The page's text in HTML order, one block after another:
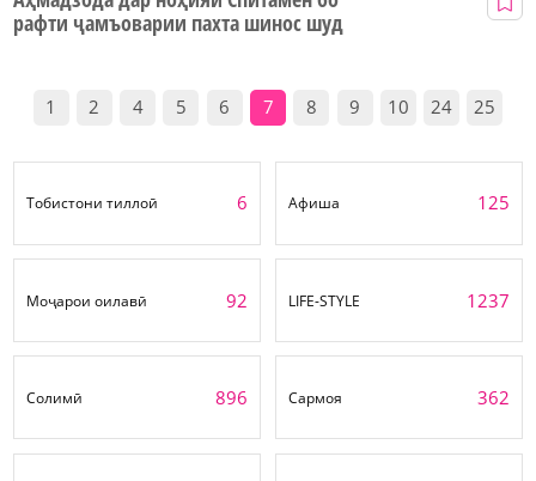
рафти ҷамъоварии пахта шинос шуд
1 2 4 5 6 7 8 9 10 24 25
Тобистони тиллоӣ 6 Афиша 125
Моҷарои оилавӣ 92 LIFE-STYLE 1237
Солимӣ 896 Сармоя 362